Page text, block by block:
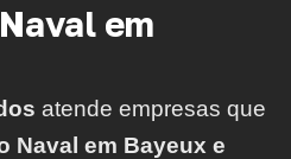
em
atende empresas que
Naval em Bayeux e